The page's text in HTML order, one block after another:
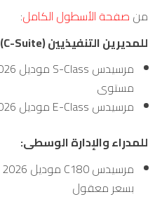
من صفحة الأسطول الكامل:
للمديرين التنفيذيين (C-Suite):
مستوى
مرسيدس E-Class موديل 2025/2026 — الأكثر طلباً
للمدراء والإدارة الوسطى:
بسعر معقول